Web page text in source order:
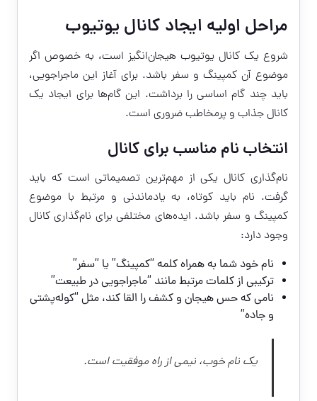
مراحل اولیه ایجاد کانال یوتیوب
شروع یک کانال یوتیوب هیجان‌انگیز است، به خصوص اگر
موضوع آن کمپینگ و سفر باشد. برای آغاز این ماجراجویی،
باید چند گام اساسی را برداشت. این گام‌ها برای ایجاد یک
کانال جذاب و پرمخاطب ضروری است.
انتخاب نام مناسب برای کانال
نام‌گذاری کانال یکی از مهم‌ترین تصمیماتی است که باید
گرفت. نام باید کوتاه، به یادماندنی و مرتبط با موضوع
کمپینگ و سفر باشد. ایده‌های مختلفی برای نام‌گذاری کانال
وجود دارد:
نام خود شما به همراه کلمه “کمپینگ” یا “سفر”
ترکیبی از کلمات مرتبط مانند “ماجراجویی در طبیعت”
نامی که حس هیجان و کشف را القا کند، مثل “کوله‌پشتی
و جاده”
یک نام خوب، نیمی از راه موفقیت است.